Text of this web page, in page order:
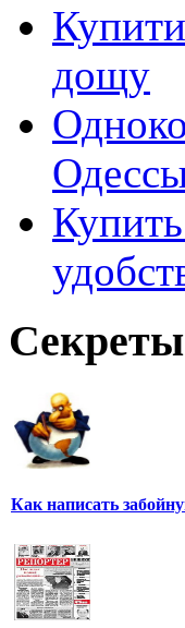
дощу
Как написать